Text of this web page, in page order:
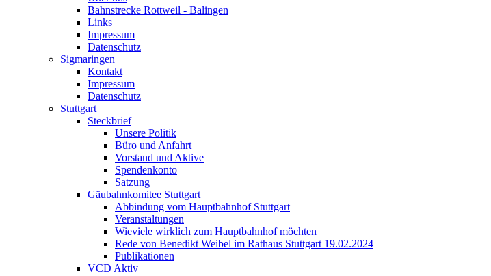
Bahnstrecke Rottweil - Balingen
Links
Impressum
Datenschutz
Sigmaringen
Kontakt
Impressum
Datenschutz
Stuttgart
Steckbrief
Unsere Politik
Büro und Anfahrt
Vorstand und Aktive
Spendenkonto
Satzung
Gäubahnkomitee Stuttgart
Abbindung vom Hauptbahnhof Stuttgart
Veranstaltungen
Wieviele wirklich zum Hauptbahnhof möchten
Rede von Benedikt Weibel im Rathaus Stuttgart 19.02.2024
Publikationen
VCD Aktiv